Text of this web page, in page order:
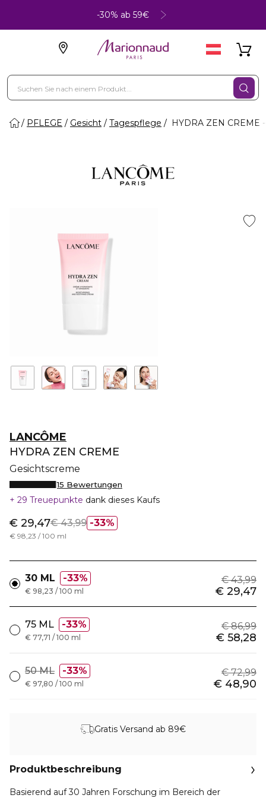
-30% ab 59€
PFLEGE Gesicht Tagespflege HYDRA ZEN CREME
LANCÔME
HYDRA ZEN CREME
Gesichtscreme
15 Bewertungen
29 Treuepunkte dank dieses Kaufs
33%
€ 29,47€ 43,99
€ 98,23 / 100 ml
30 ML 33% € 43,99
€ 29,47
€ 98,23 / 100 ml
75 ML 33% € 86,99
€ 58,28
€ 77,71 / 100 ml
50 ML 33% € 72,99
€ 48,90
€ 97,80 / 100 ml
Gratis Versand ab 89€
Produktbeschreibung
Basierend auf 30 Jahren Forschung im Bereich der